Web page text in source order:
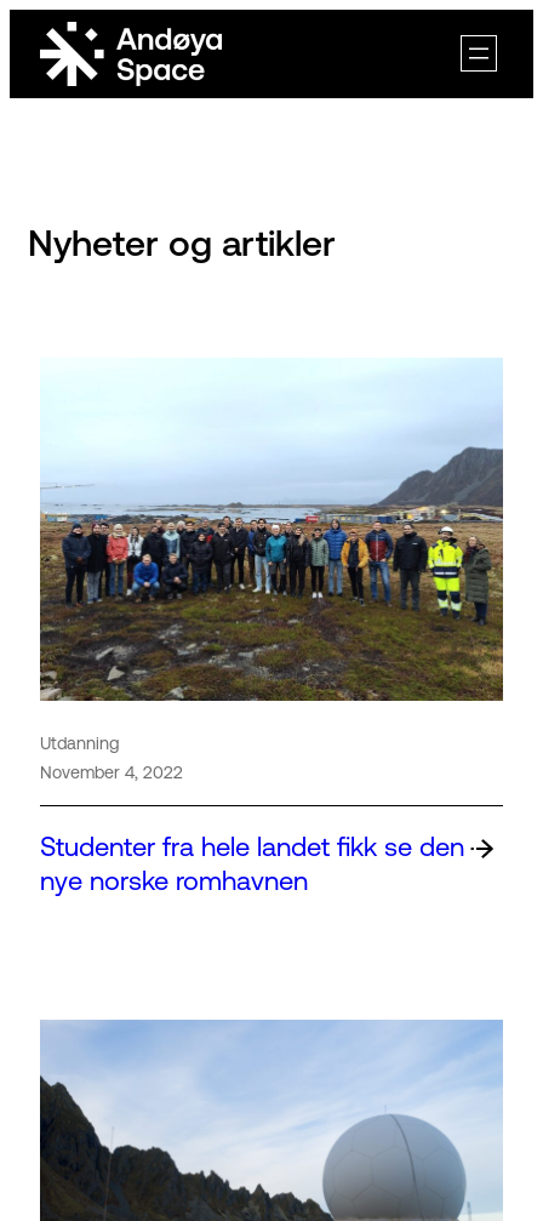
content
Nyheter og artikler
Utdanning
November 4, 2022
Studenter fra hele landet fikk se den
nye norske romhavnen